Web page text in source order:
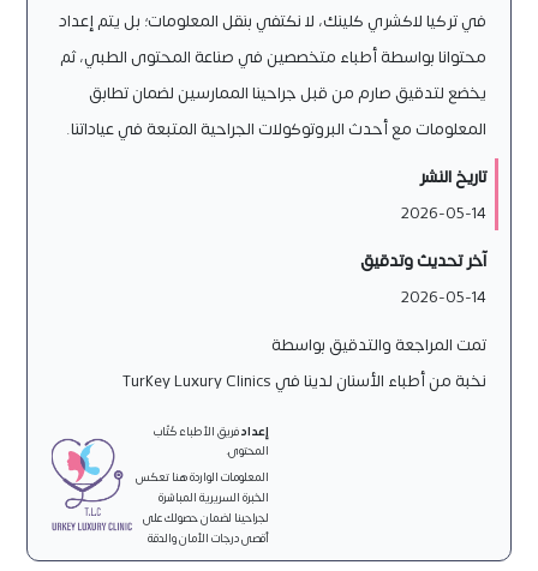
في تركيا لاكشري كلينك، لا نكتفي بنقل المعلومات؛ بل يتم إعداد
محتوانا بواسطة أطباء متخصصين في صناعة المحتوى الطبي، ثم
يخضع لتدقيق صارم من قبل جراحينا الممارسين لضمان تطابق
المعلومات مع أحدث البروتوكولات الجراحية المتبعة في عياداتنا.
تاريخ النشر
2026-05-14
آخر تحديث وتدقيق
2026-05-14
تمت المراجعة والتدقيق بواسطة
نخبة من أطباء الأسنان لدينا في Turkey Luxury Clinics
إعدادفريق الأطباء كُتّاب
المحتوى.
المعلومات الواردة هنا تعكس
الخبرة السريرية المباشرة
لجراحينا لضمان حصولك على
أقصى درجات الأمان والدقة